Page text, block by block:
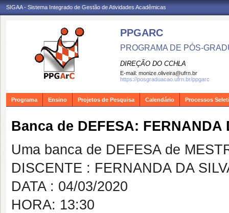
SIGAA - Sistema Integrado de Gestão de Atividades Acadêmicas
PPGARC
PROGRAMA DE PÓS-
DIREÇÃO DO CCHLA
E-mail: monize.oliveira@ufrn.br
https://posgraduacao.ufrn.br/ppgarc
Programa Ensino Projetos de Pesquisa Calendário Processos
Banca de DEFESA: FERNANDA
Uma banca de DEFESA de
DISCENTE : FERNANDA DA
DATA : 04/03/2020
HORA: 13:30